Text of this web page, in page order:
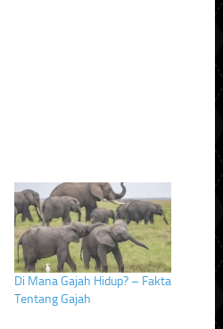
Di Mana Gajah Hidup? – Fakta
Tentang Gajah